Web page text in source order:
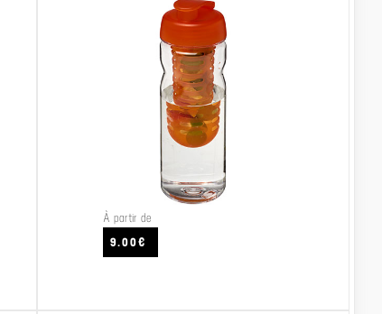
VOIR LE PRODUIT
À partir de
9.00€